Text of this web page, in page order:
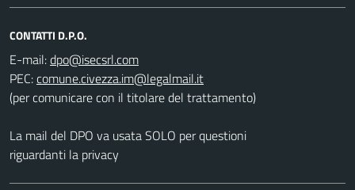
CONTATTI D.P.O.
E-mail:
PEC:
(per comunicare con il titolare del trattamento)
La mail del DPO va usata SOLO per questioni
riguardanti la privacy